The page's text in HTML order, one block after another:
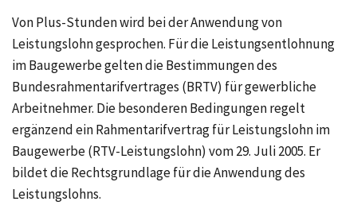
Von Plus-Stunden wird bei der Anwendung von
Leistungslohn gesprochen. Für die Leistungsentlohnung
im Baugewerbe gelten die Bestimmungen des
Bundesrahmentarifvertrages (BRTV) für gewerbliche
Arbeitnehmer. Die besonderen Bedingungen regelt
ergänzend ein Rahmentarifvertrag für Leistungslohn im
Baugewerbe (RTV-Leistungslohn) vom 29. Juli 2005. Er
bildet die Rechtsgrundlage für die Anwendung des
Leistungslohns.